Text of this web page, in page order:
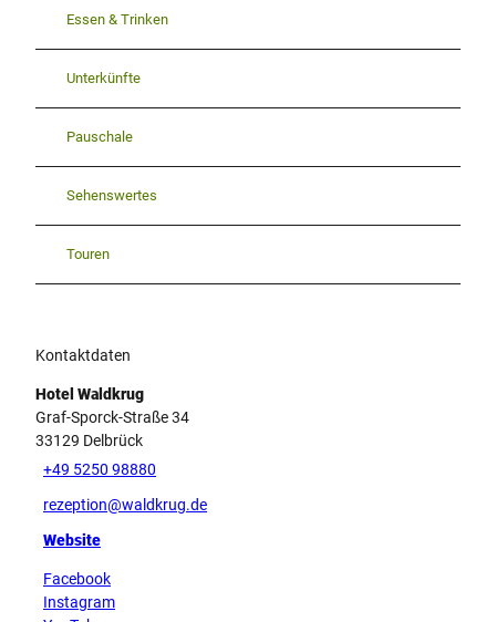
Essen & Trinken
Unterkünfte
Pauschale
Sehenswertes
Touren
Kontaktdaten
Hotel Waldkrug
Graf-Sporck-Straße 34
33129 Delbrück
+49 5250 98880
rezeption@waldkrug.de
Website
Facebook
Instagram